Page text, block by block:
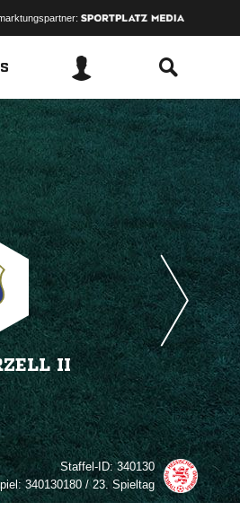
II
Staffel-ID:340130
340130180 / 23. Spieltag